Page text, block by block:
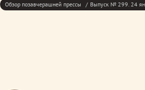
Обзор позавчерашней прессы Выпуск № 299. 24